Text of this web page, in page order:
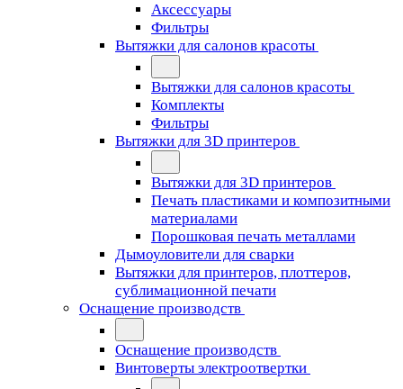
Аксессуары
Фильтры
Вытяжки для салонов красоты
Вытяжки для салонов красоты
Комплекты
Фильтры
Вытяжки для 3D принтеров
Вытяжки для 3D принтеров
Печать пластиками и композитными
материалами
Порошковая печать металлами
Дымоуловители для сварки
Вытяжки для принтеров, плоттеров,
сублимационной печати
Оснащение производств
Оснащение производств
Винтоверты электроотвертки